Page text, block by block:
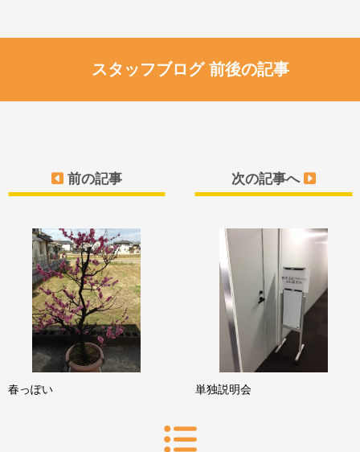
スタッフブログ 前後の記事
前の記事
春っぽい
次の記事へ
単独説明会